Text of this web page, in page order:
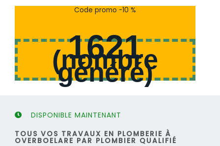
s
s
Code promo -10 %
1621
(nombre
généré)
DISPONIBLE MAINTENANT
TOUS VOS TRAVAUX EN PLOMBERIE À
OVERBOELARE PAR PLOMBIER QUALIFIÉ